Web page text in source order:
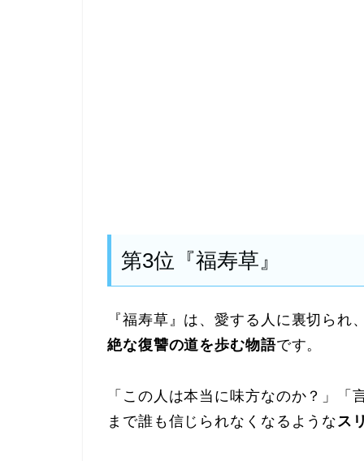
第3位『福寿草』
『福寿草』は、愛する人に裏切ら
絶な復讐の道を歩む物語です。
「この人は本当に味方なのか？」
まで誰も信じられなくなるような ス